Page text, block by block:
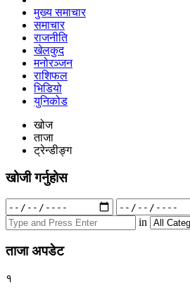
मुख्य समाचार
समाचार
राजनीति
खेलकुद
मनोरञ्जन
राशिफल
भिडियो
युनिकोड
खोज
ताजा
ट्रेन्डीङ्ग
खोजी गर्नुहोस
Search
for:
in
ताजा अपडेट
१